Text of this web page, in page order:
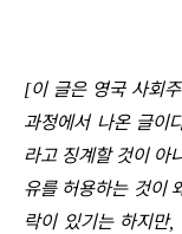
[이 글은 영국 사회
과정에서 나온 글이
라고 징계할 것이 아
유를 허용하는 것이
락이 있기는 하지만,